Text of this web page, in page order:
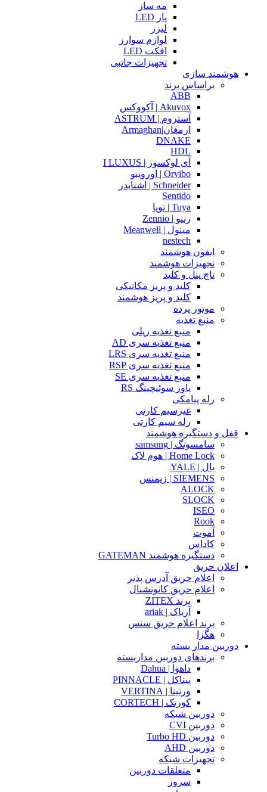
مه ساز
پار LED
لیزر
لوازم سوارز
افکت LED
تجهیزات جانبی
هوشمند سازی
براساس برند
ABB
Akuvox | آکووکس
آستروم | ASTRUM
ارمغان|Armaghan
DNAKE
HDL
آی لوکسوز | I LUXUS
Orvibo | اورویبو
Schneider | اشنایدر
Sentido
Tuya | تویا
زنیو | Zennio
مینول | Meanwell
nestech
ایفون هوشمند
تجهیزات هوشمند
تاچ پنل و کلید
کلید و پریز مکانیکی
کلید و پریز هوشمند
موتور پرده
منبع تغذیه
منبع تغذیه ریلی
منبع تغذیه سری AD
منبع تغذیه سری LRS
منبع تغذیه سری RSP
منبع تغذیه سری SE
پاور سوئیچینگ RS
رله پیامکی
غیرسیم کارتی
رله سیم کارتی
قفل و دستگیره هوشمند
سامسونگ | samsung
Home Lock | هوم لاک
یال | YALE
SIEMENS | زیمنس
ALOCK
SLOCK
ISEO
Rook
آموت
کاداس
دستگیره هوشمند GATEMAN
اعلان حریق
اعلام حریق آدرس پذیر
اعلام حریق کانونشنال
برند ZITEX
آریاک | ariak
برند اعلام حریق سنس
هگزا
دوربین مدار بسته
برندهای دوربین مداربسته
داهوا | Dahua
پیناکل | PINNACLE
ورتینا | VERTINA
کورتک | CORTECH
دوربین شبکه
دوربین CVI
دوربین Turbo HD
دوربین AHD
تجهیزات شبکه
متعلقات دوربین
سرور